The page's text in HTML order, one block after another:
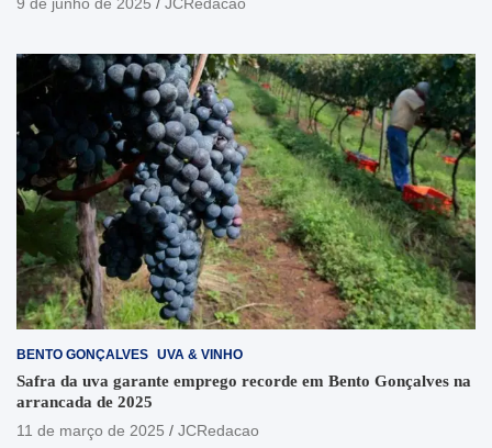
BENTO GONÇALVES UVA & VINHO
Safra da uva garante emprego recorde em Bento Gonçalves na
arrancada de 2025
11 de março de 2025
JCRedacao